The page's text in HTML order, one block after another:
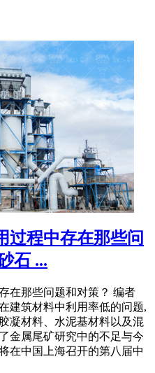
过程中存在那些问
石 ...
在那些问题和对策？ 编者
建筑材料中利用率低的问题,
凝材料、水泥基材料以及混
金属尾矿研究中的不足与今
在中国上海召开的第八届中